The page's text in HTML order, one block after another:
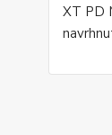
XT PD